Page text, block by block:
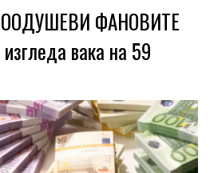
ФАНОВИТЕ
вака на 59